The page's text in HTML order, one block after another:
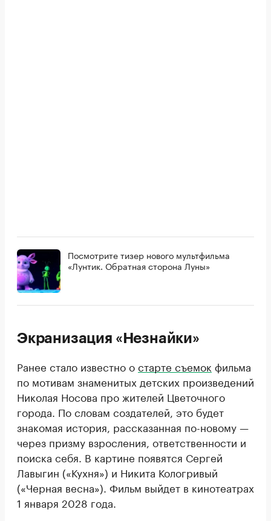
Посмотрите тизер нового мультфильма
«Лунтик. Обратная сторона Луны»
Экранизация «Незнайки»
Ранее стало известно остарте съемок фильма
по мотивам знаменитых детских произведений
Николая Носова про жителей Цветочного
города. По словам создателей, это будет
знакомая история, рассказанная по-новому —
через призму взросления, ответственности и
поиска себя. В картине появятся Сергей
Лавыгин («Кухня») и Никита Кологривый
(«Черная весна»). Фильм выйдет в кинотеатрах
1 января 2028 года.